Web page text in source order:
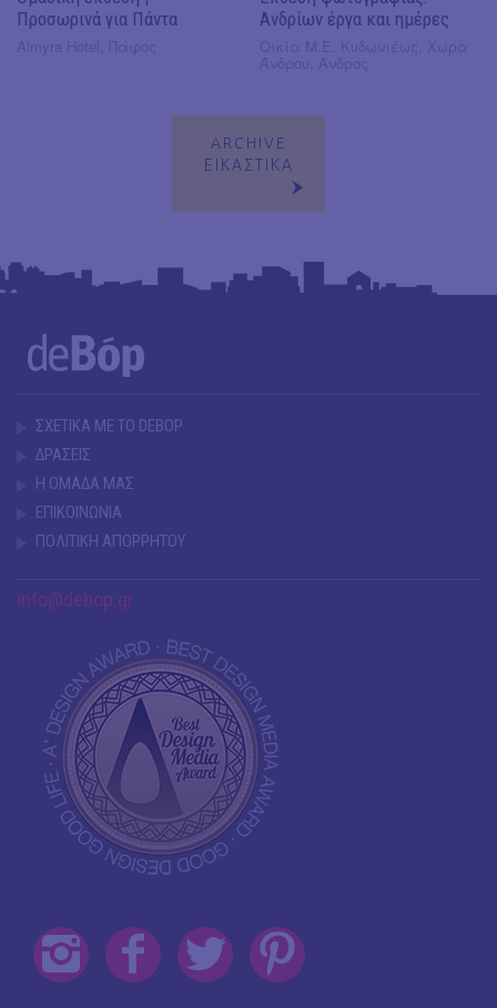
Προσωρινά για Πάντα
Ανδρίων έργα και ημέρες
ARCHIVE
ΕΙΚΑΣΤΙΚΑ
ΣΧΕΤΙΚΑ ΜΕ ΤΟ DEBOP
ΔΡΑΣΕΙΣ
Η ΟΜΑΔΑ ΜΑΣ
ΕΠΙΚΟΙΝΩΝΙΑ
ΠΟΛΙΤΙΚΗ ΑΠΟΡΡΗΤΟΥ
info@debop.gr